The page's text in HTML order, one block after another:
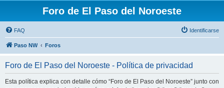
Foro de El Paso del Noroeste
FAQ Identificarse
Paso NW Foros
Foro de El Paso del Noroeste - Política de privacidad
Esta política explica con detalle cómo “Foro de El Paso del Noroeste” junto con